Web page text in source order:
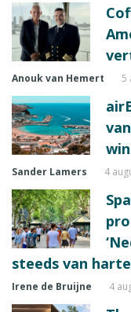
Anouk van Hemert 5
Sander Lamers 4
steeds van
Irene de Bruijne 4